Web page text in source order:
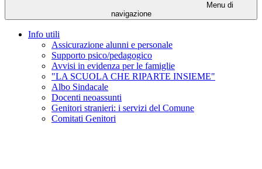
Menu di
navigazione
Info utili
Assicurazione alunni e personale
Supporto psico/pedagogico
Avvisi in evidenza per le famiglie
"LA SCUOLA CHE RIPARTE INSIEME"
Albo Sindacale
Docenti neoassunti
Genitori stranieri: i servizi del Comune
Comitati Genitori